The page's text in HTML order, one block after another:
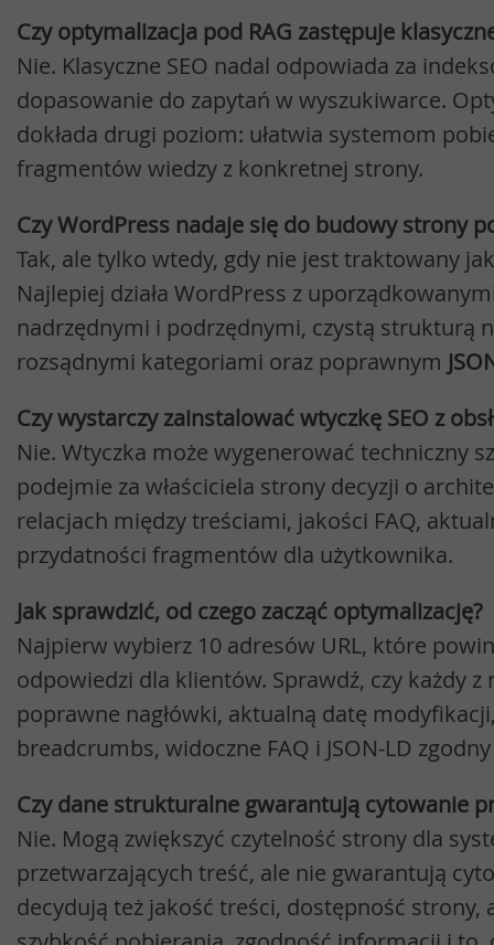
Czy optymalizacja pod RAG zastępuje
Nie. Klasyczne SEO nadal odpowiada za
dopasowanie do zapytań w wyszukiwarce.
dokłada drugi poziom: ułatwia systemom
fragmentów wiedzy z konkretnej strony.
Czy WordPress nadaje się do budowy strony
Tak, ale tylko wtedy, gdy nie jest traktowany
Najlepiej działa WordPress z
nadrzędnymi i podrzędnymi, czystą strukturą
rozsądnymi kategoriami oraz poprawnym
Czy wystarczy zainstalować wtyczkę SEO z
Nie. Wtyczka może wygenerować techniczny
podejmie za właściciela strony decyzji o
relacjach między treściami, jakości FAQ,
przydatności fragmentów dla użytkownika.
Jak sprawdzić, od czego zacząć optymalizację?
Najpierw wybierz 10 adresów URL, które
odpowiedzi dla klientów. Sprawdź, czy każdy
poprawne nagłówki, aktualną datę
breadcrumbs, widoczne FAQ i JSON-LD
Czy dane strukturalne gwarantują cytowanie
Nie. Mogą zwiększyć czytelność strony dla
przetwarzających treść, ale nie gwarantują
decydują też jakość treści, dostępność strony,